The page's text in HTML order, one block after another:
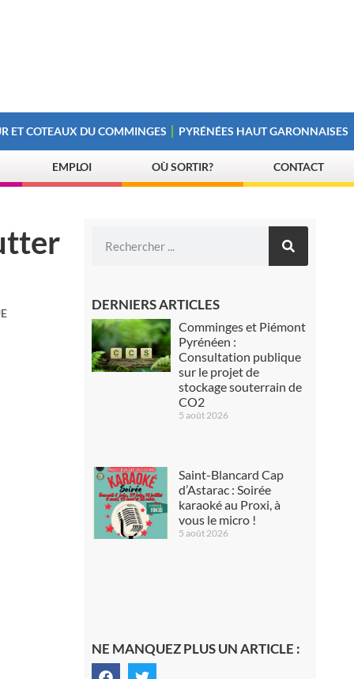
ET COTEAUX DU COMMINGES PYRÉNÉES HAUT GARONNAISES
EMPLOI OÙ SORTIR? CONTACT
DERNIERS ARTICLES
Comminges et Piémont
Pyrénéen :
Consultation publique
sur le projet de
stockage souterrain de
CO2
5 août 2026
Saint-Blancard Cap
d’Astarac : Soirée
karaoké au Proxi, à
vous le micro !
5 août 2026
NE MANQUEZ PLUS UN ARTICLE :